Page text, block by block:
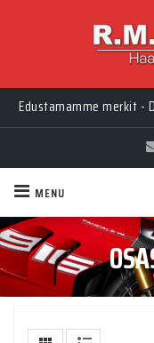
Edustamamme merkit -
MENU